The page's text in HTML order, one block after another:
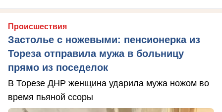
Происшествия
Застолье с ножевыми: пенсионерка из
Тореза отправила мужа в больницу
прямо из поседелок
В Торезе ДНР женщина ударила мужа ножом во
время пьяной ссоры